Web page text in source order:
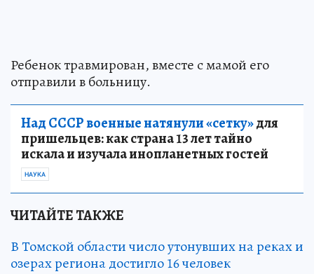
Ребенок травмирован, вместе с мамой его
отправили в больницу.
Над СССР военные натянули «сетку»для
пришельцев: как страна 13 лет тайно
искала и изучала инопланетных гостей
НАУКА
ЧИТАЙТЕ ТАКЖЕ
В Томской области число утонувших на реках и
озерах региона достигло 16 человек